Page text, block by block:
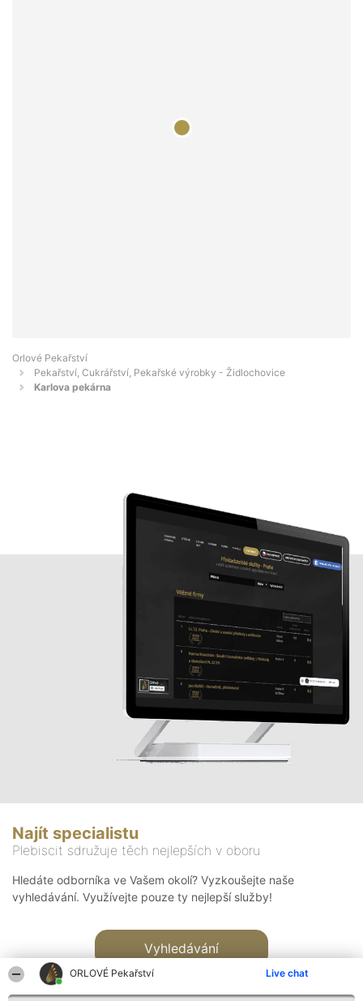
ORLOVÉ Pekařství Live chat
Orlové Pekařství
Pekařství, Cukrářství, Pekařské výrobky - Židlochovice
Karlova pekárna
Najít specialistu
Plebiscit sdružuje těch nejlepších v oboru
Hledáte odborníka ve Vašem okolí? Vyzkoušejte naše
vyhledávání. Využívejte pouze ty nejlepší služby!
Vyhledávání